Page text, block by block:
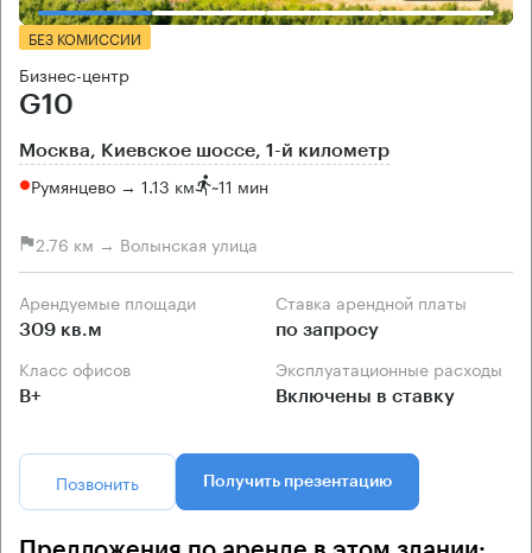
БЕЗ КОМИССИИ
Бизнес-центр
G10
Москва, Киевское шоссе, 1-й километр
Румянцево → 1.13 км ~11 мин
2.76 км → Волынская улица
Арендуемые площади
309 кв.м
Ставка арендной платы
по запросу
Класс офисов
B+
Эксплуатационные расходы
Включены в ставку
Позвонить Получить презентацию